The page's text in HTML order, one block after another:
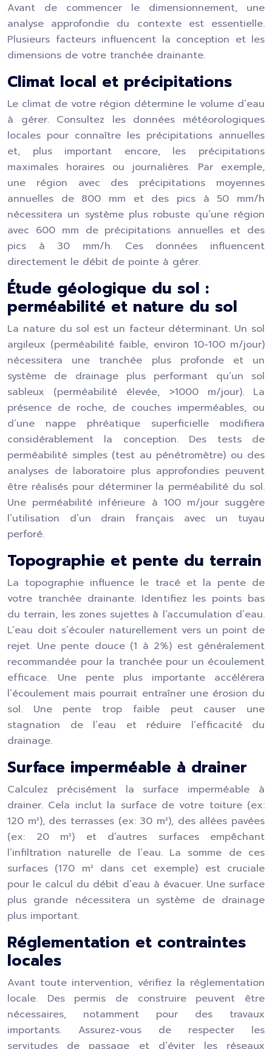
Avant de commencer le dimensionnement, une
analyse approfondie du contexte est essentielle.
Plusieurs facteurs influencent la conception et les
dimensions de votre tranchée drainante.
Climat local et précipitations
Le climat de votre région détermine le volume d’eau
à gérer. Consultez les données météorologiques
locales pour connaître les précipitations annuelles
et, plus important encore, les précipitations
maximales horaires ou journalières. Par exemple,
une région avec des précipitations moyennes
annuelles de 800 mm et des pics à 50 mm/h
nécessitera un système plus robuste qu’une région
avec 600 mm de précipitations annuelles et des
pics à 30 mm/h. Ces données influencent
directement le débit de pointe à gérer.
Étude géologique du sol :
perméabilité et nature du sol
La nature du sol est un facteur déterminant. Un sol
argileux (perméabilité faible, environ 10-100 m/jour)
nécessitera une tranchée plus profonde et un
système de drainage plus performant qu’un sol
sableux (perméabilité élevée, >1000 m/jour). La
présence de roche, de couches imperméables, ou
d’une nappe phréatique superficielle modifiera
considérablement la conception. Des tests de
perméabilité simples (test au pénétromètre) ou des
analyses de laboratoire plus approfondies peuvent
être réalisés pour déterminer la perméabilité du sol.
Une perméabilité inférieure à 100 m/jour suggère
l’utilisation d’un drain français avec un tuyau
perforé.
Topographie et pente du terrain
La topographie influence le tracé et la pente de
votre tranchée drainante. Identifiez les points bas
du terrain, les zones sujettes à l’accumulation d’eau.
L’eau doit s’écouler naturellement vers un point de
rejet. Une pente douce (1 à 2%) est généralement
recommandée pour la tranchée pour un écoulement
efficace. Une pente plus importante accélérera
l’écoulement mais pourrait entraîner une érosion du
sol. Une pente trop faible peut causer une
stagnation de l’eau et réduire l’efficacité du
drainage.
Surface imperméable à drainer
Calculez précisément la surface imperméable à
drainer. Cela inclut la surface de votre toiture (ex:
120 m²), des terrasses (ex: 30 m²), des allées pavées
(ex: 20 m²) et d’autres surfaces empêchant
l’infiltration naturelle de l’eau. La somme de ces
surfaces (170 m² dans cet exemple) est cruciale
pour le calcul du débit d’eau à évacuer. Une surface
plus grande nécessitera un système de drainage
plus important.
Réglementation et contraintes
locales
Avant toute intervention, vérifiez la réglementation
locale. Des permis de construire peuvent être
nécessaires, notamment pour des travaux
importants. Assurez-vous de respecter les
servitudes de passage et d’éviter les réseaux